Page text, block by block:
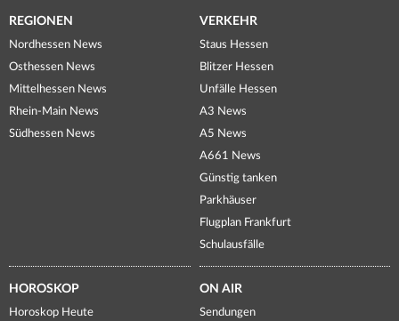
REGIONEN
Nordhessen News
Osthessen News
Mittelhessen News
Rhein-Main News
Südhessen News
VERKEHR
Staus Hessen
Blitzer Hessen
Unfälle Hessen
A3 News
A5 News
A661 News
Günstig tanken
Parkhäuser
Flugplan Frankfurt
Schulausfälle
HOROSKOP
Horoskop Heute
ON AIR
Sendungen